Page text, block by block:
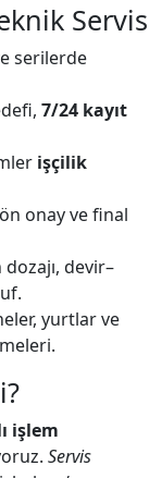
Servis
serilerde
7/24 kayıt
işçilik
onay ve final
devir–
yurtlar ve
işlem
Servis